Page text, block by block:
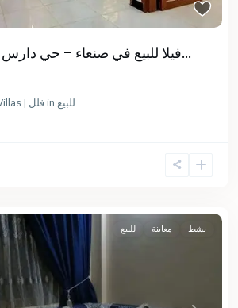
فيلا للبيع في صنعاء – حي دارس بنظام راقٍ وتش...
Villas | فلل in للبيع
للبيع معاينة نشط